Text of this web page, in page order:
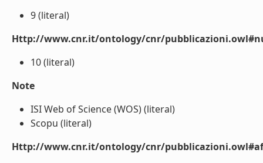
9 (literal)
Http://www.cnr.it/ontology/cnr/
10 (literal)
Note
ISI Web of Science (WOS) (literal)
Scopu (literal)
Http://www.cnr.it/ontology/cnr/